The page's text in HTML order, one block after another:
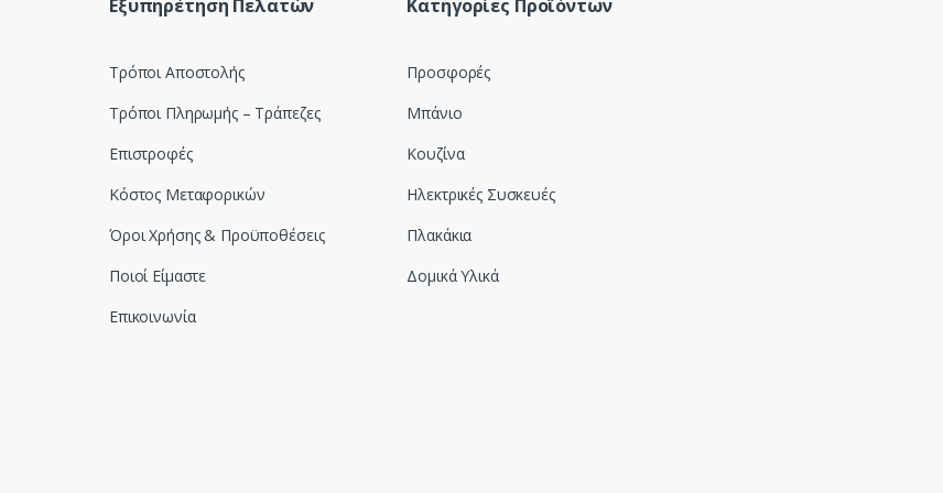
Εξυπηρέτηση Πελατών
Τρόποι Αποστολής
Τρόποι Πληρωμής – Τράπεζες
Επιστροφές
Κόστος Μεταφορικών
Όροι Χρήσης & Προϋποθέσεις
Ποιοί Είμαστε
Επικοινωνία
Κατηγορίες Προϊόντων
Προσφορές
Μπάνιο
Κουζίνα
Ηλεκτρικές Συσκευές
Πλακάκια
Δομικά Υλικά